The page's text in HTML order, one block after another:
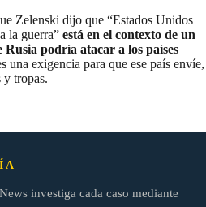
Zelenski dijo que “Estados Unidos
la guerra” está en el contexto de un
Rusia podría atacar a los países
una exigencia para que ese país envíe,
y tropas.
investiga cada caso mediante